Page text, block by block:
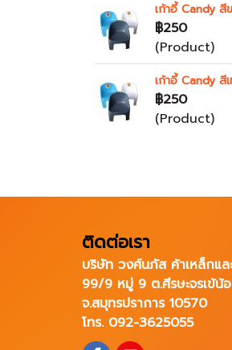
เก้าอี้ Candy สี
฿250
(Product)
เก้าอี้ Candy สี
฿250
(Product)
ติดต่อเรา
บริษัท วงศ์นภัส ค้าเหล็กแ
99/9 หมู่ 9 ต.ศีรษะจรเข้น้
จ.สมุทรปราการ 10570
โทร. 092-3625055